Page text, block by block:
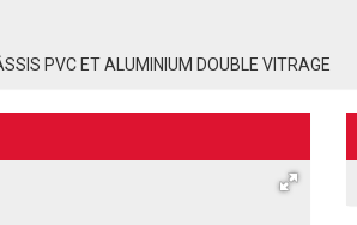
PVC ET ALUMINIUM DOUBLE VITRAGE